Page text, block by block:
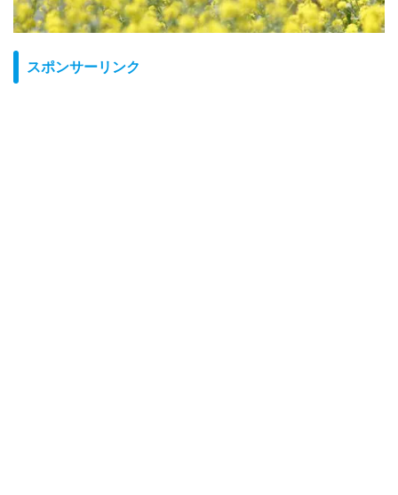
スポンサーリンク